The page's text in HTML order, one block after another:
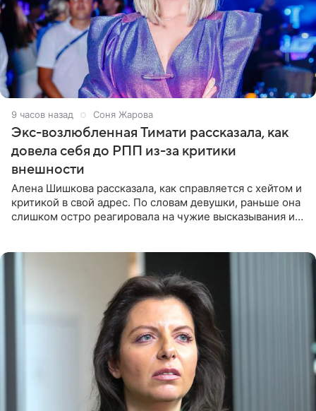
9 часов назад Соня Жарова
Экс-возлюбленная Тимати рассказала, как
довела себя до РПП из-за критики
внешности
Алена Шишкова рассказала, как справляется с хейтом и
критикой в свой адрес. По словам девушки, раньше она
слишком остро реагировала на чужие высказывания и